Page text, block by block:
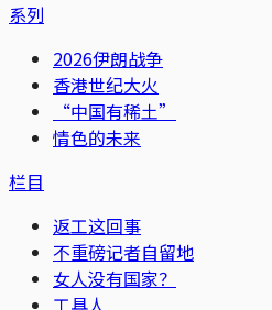
系列
2026伊朗战争
香港世纪大火
“中国有稀土”
情色的未来
栏目
返工这回事
不重磅记者自留地
女人没有国家？
工具人